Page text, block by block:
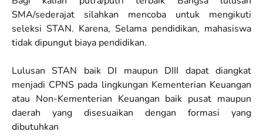
SMA/sederajat silahkan mencoba untuk mengikuti
seleksi STAN. Karena, Selama pendidikan, mahasiswa
tidak dipungut biaya pendidikan.
Lulusan STAN baik DI maupun DIII dapat diangkat
menjadi CPNS pada lingkungan Kementerian Keuangan
atau Non-Kementerian Keuangan baik pusat maupun
daerah yang disesuaikan dengan formasi yang
dibutuhkan